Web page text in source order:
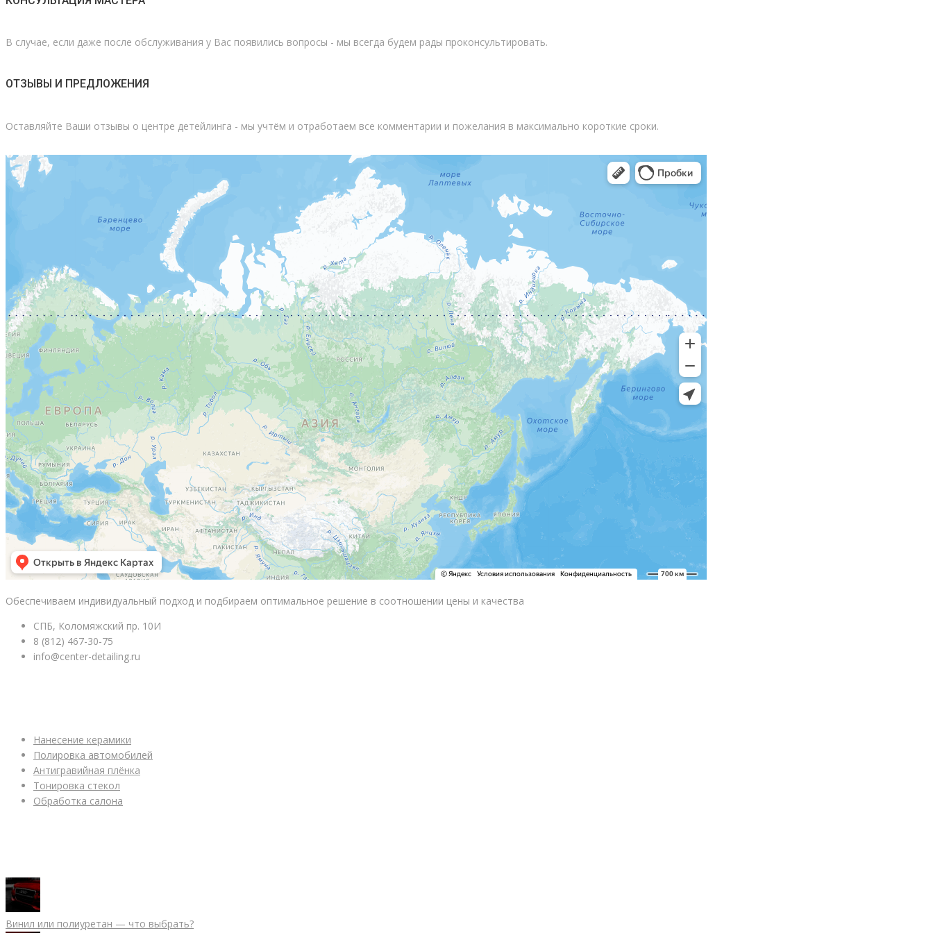
В случае, если даже после обслуживания у Вас появились вопросы - мы всегда будем рады проконсультировать.
ОТЗЫВЫ И ПРЕДЛОЖЕНИЯ
Оставляйте Ваши отзывы о центре детейлинга - мы учтём и отработаем все комментарии и пожелания в максимально короткие сроки.
Обеспечиваем индивидуальный подход и подбираем оптимальное решение в соотношении цены и качества
СПБ, Коломяжский пр. 10И
8 (812) 467-30-75
info@center-detailing.ru
Нанесение керамики
Полировка автомобилей
Антигравийная плёнка
Тонировка стекол
Обработка салона
Винил или полиуретан — что выбрать?